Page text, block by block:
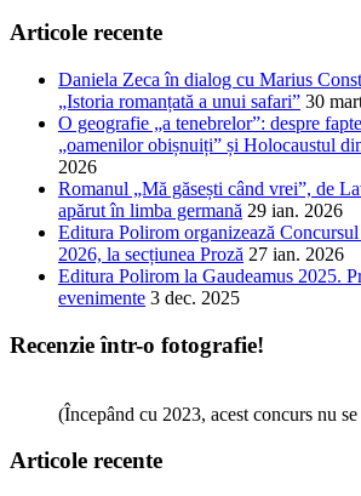
Articole recente
Daniela Zeca în dialog cu Marius
„Istoria romanțată a unui safari” 30
O geografie „a tenebrelor”: despre
„oamenilor obișnuiți” și Holocaustul
2026
Romanul „Mă găsești când vrei”, de
apărut în limba germană 29 ian. 2026
Editura Polirom organizează
2026, la secțiunea Proză 27 ian. 2026
Editura Polirom la Gaudeamus 2025.
evenimente 3 dec. 2025
Recenzie într-o fotografie!
(Începând cu 2023, acest concurs nu
Articole recente